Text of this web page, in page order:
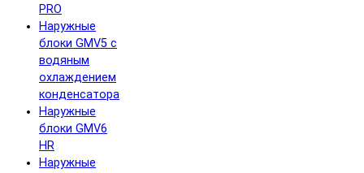
PRO
Наружные
блоки GMV5 с
водяным
охлаждением
конденсатора
Наружные
блоки GMV6
HR
Наружные